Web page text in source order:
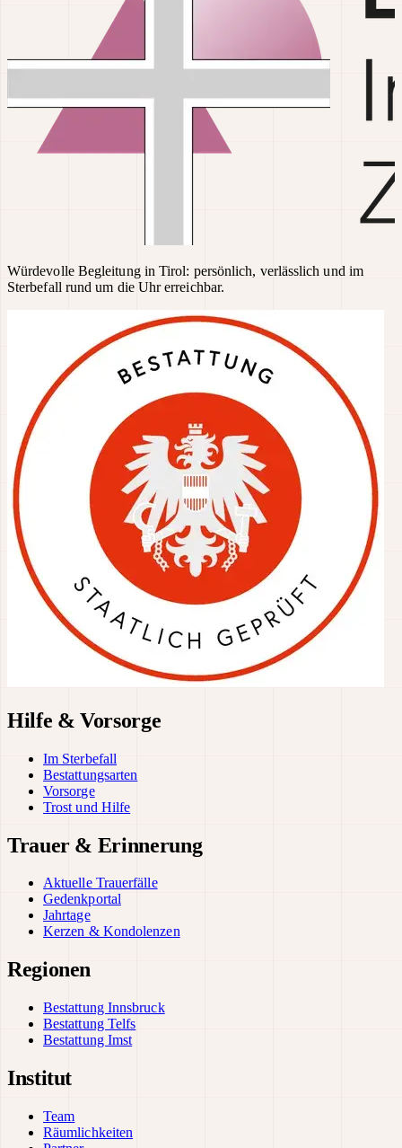
Würdevolle Begleitung in Tirol: persönlich, verlässlich und im
Sterbefall rund um die Uhr erreichbar.
Hilfe & Vorsorge
Im Sterbefall
Bestattungsarten
Vorsorge
Trost und Hilfe
Trauer & Erinnerung
Aktuelle Trauerfälle
Gedenkportal
Jahrtage
Kerzen & Kondolenzen
Regionen
Bestattung Innsbruck
Bestattung Telfs
Bestattung Imst
Institut
Team
Räumlichkeiten